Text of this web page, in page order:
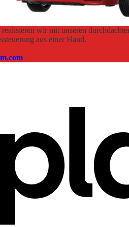
wir mit unseren
aus einer Hand.